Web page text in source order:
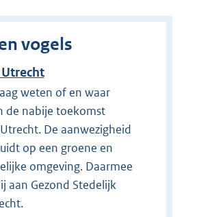
vogels
weten of en waar
de nabije toekomst
De aanwezigheid
op een groene en
omgeving. Daarmee
aan Gezond Stedelijk